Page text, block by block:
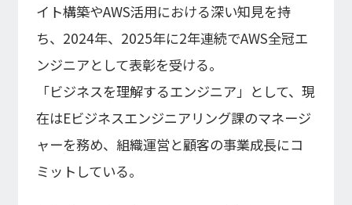
イト構築やAWS活用における深い知見を持
ち、2024年、2025年に2年連続でAWS全冠エ
ンジニアとして表彰を受ける。
「ビジネスを理解するエンジニア」として、現
在はEビジネスエンジニアリング課のマネージ
ャーを務め、組織運営と顧客の事業成長にコ
ミットしている。